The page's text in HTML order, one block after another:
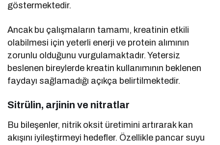
göstermektedir.
Ancak bu çalışmaların tamamı, kreatinin etkili
olabilmesi için yeterli enerji ve protein alımının
zorunlu olduğunu vurgulamaktadır. Yetersiz
beslenen bireylerde kreatin kullanımının beklenen
faydayı sağlamadığı açıkça belirtilmektedir.
Sitrülin, arjinin ve nitratlar
Bu bileşenler, nitrik oksit üretimini artırarak kan
akışını iyileştirmeyi hedefler. Özellikle pancar suyu